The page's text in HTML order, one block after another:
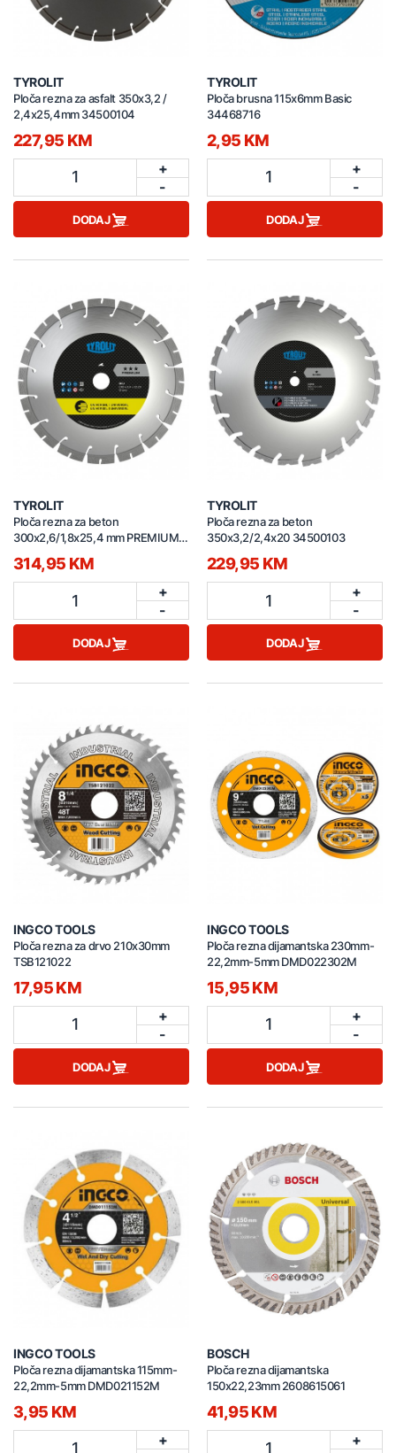
TYROLIT
Ploča rezna za asfalt 350x3,2 /
2,4x25,4mm 34500104
227,95 KM
1
+
-
DODAJ
TYROLIT
Ploča brusna 115x6mm Basic
34468716
2,95 KM
1
+
-
DODAJ
TYROLIT
Ploča rezna za beton
300x2,6/1,8x25,4 mm PREMIUM
34431008
314,95 KM
1
+
-
DODAJ
TYROLIT
Ploča rezna za beton
350x3,2/2,4x20 34500103
229,95 KM
1
+
-
DODAJ
INGCO TOOLS
Ploča rezna za drvo 210x30mm
TSB121022
17,95 KM
1
+
-
DODAJ
INGCO TOOLS
Ploča rezna dijamantska 230mm-
22,2mm-5mm DMD022302M
15,95 KM
1
+
-
DODAJ
INGCO TOOLS
Ploča rezna dijamantska 115mm-
22,2mm-5mm DMD021152M
3,95 KM
1
+
BOSCH
Ploča rezna dijamantska
150x22,23mm 2608615061
41,95 KM
1
+